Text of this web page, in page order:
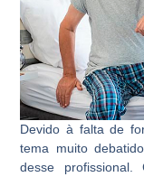
Devido à falta de
tema muito
desse